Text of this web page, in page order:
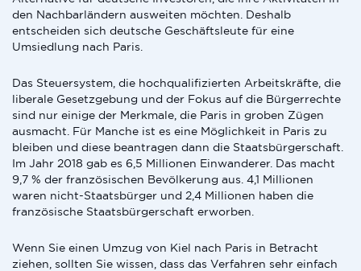
den Nachbarländern ausweiten möchten. Deshalb
entscheiden sich deutsche Geschäftsleute für eine
Umsiedlung nach Paris.
Das Steuersystem, die hochqualifizierten Arbeitskräfte, die
liberale Gesetzgebung und der Fokus auf die Bürgerrechte
sind nur einige der Merkmale, die Paris in groben Zügen
ausmacht. Für Manche ist es eine Möglichkeit in Paris zu
bleiben und diese beantragen dann die Staatsbürgerschaft.
Im Jahr 2018 gab es 6,5 Millionen Einwanderer. Das macht
9,7 % der französischen Bevölkerung aus. 4,1 Millionen
waren nicht-Staatsbürger und 2,4 Millionen haben die
französische Staatsbürgerschaft erworben.
Wenn Sie einen Umzug von Kiel nach Paris in Betracht
ziehen, sollten Sie wissen, dass das Verfahren sehr einfach